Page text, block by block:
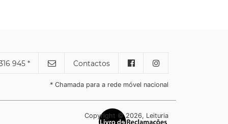
945 * Contactos
* Chamada para a rede móvel nacional
Copyright © 2026, Leituria